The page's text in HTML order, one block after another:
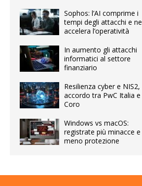
Sophos: l’AI comprime i
tempi degli attacchi e ne
accelera l’operatività
In aumento gli attacchi
informatici al settore
finanziario
Resilienza cyber e NIS2,
accordo tra PwC Italia e
Coro
Windows vs macOS:
registrate più minacce e
meno protezione